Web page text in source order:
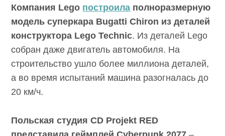
беспилотник.
Компания Legoпостроилаполноразмерную
модель суперкара Bugatti Chiron из деталей
конструктора Lego Technic . Из деталей Lego
собран даже двигатель автомобиля. На
строительство ушло более миллиона
разогналась до 20 км/ч.